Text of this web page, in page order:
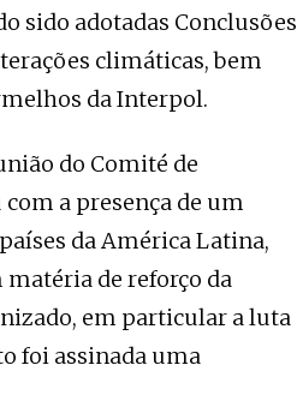
sido adotadas Conclusões
climáticas, bem
da Interpol.
do Comité de
a presença de um
da América Latina,
de reforço da
em particular a luta
foi assinada uma